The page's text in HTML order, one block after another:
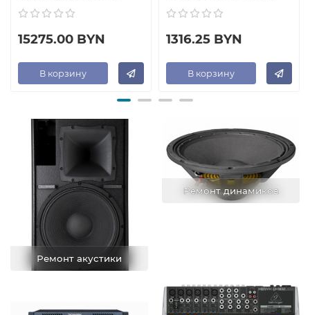
15275.00 BYN
В корзину
1316.25 BYN
В корзину
Ремонт акустики
Ремонт динамиков